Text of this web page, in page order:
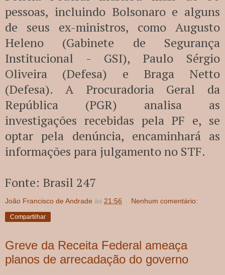
pessoas, incluindo Bolsonaro e alguns
de seus ex-ministros, como Augusto
Heleno (Gabinete de Segurança
Institucional - GSI), Paulo Sérgio
Oliveira (Defesa) e Braga Netto
(Defesa). A Procuradoria Geral da
República (PGR) analisa as
investigações recebidas pela PF e, se
optar pela denúncia, encaminhará as
informações para julgamento no STF.
Fonte: Brasil 247
João Francisco de Andrade às 21:56 Nenhum comentário:
Compartilhar
Greve da Receita Federal ameaça
planos de arrecadação do governo